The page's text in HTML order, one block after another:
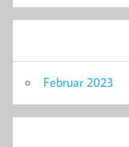
Februar 2023